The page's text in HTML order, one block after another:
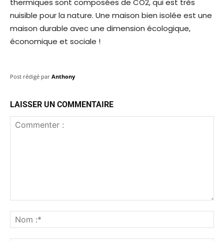
thermiques sont composées de CO2, qui est très
nuisible pour la nature. Une maison bien isolée est une
maison durable avec une dimension écologique,
économique et sociale !
Post rédigé par Anthony
LAISSER UN COMMENTAIRE
:*